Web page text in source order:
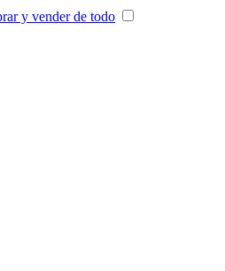
y vender de todo